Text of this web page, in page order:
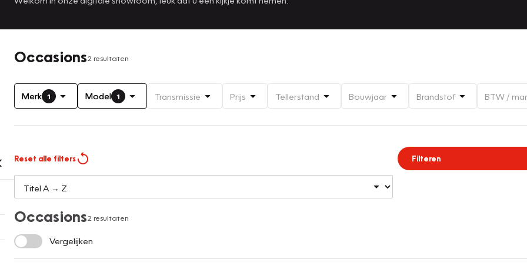
Occasions2 resultaten
Merk 1 Model 1 Transmissie Prijs Tellerstand Bouwjaar Brandstof BTW /
Reset alle filters Filteren
Occasions2 resultaten
Vergelijken